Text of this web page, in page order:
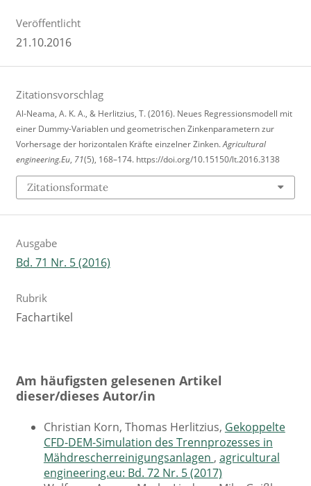
Veröffentlicht
21.10.2016
Zitationsvorschlag
Al-Neama, A. K. A., & Herlitzius, T. (2016). Neues Regressionsmodell mit
einer Dummy-Variablen und geometrischen Zinkenparametern zur
Vorhersage der horizontalen Kräfte einzelner Zinken.Agricultural
engineering.Eu, 71(5), 168–174. https://doi.org/10.15150/lt.2016.3138
Zitationsformate
Ausgabe
Bd. 71 Nr. 5 (2016)
Rubrik
Fachartikel
Am häufigsten gelesenen Artikel
dieser/dieses Autor/in
Christian Korn, Thomas Herlitzius, Gekoppelte
CFD-DEM-Simulation des Trennprozesses in
Mähdrescherreinigungsanlagen , agricultural
engineering.eu: Bd. 72 Nr. 5 (2017)